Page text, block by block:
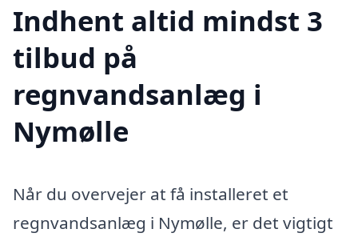
Indhent altid mindst 3
tilbud på
regnvandsanlæg i
Nymølle
Når du overvejer at få installeret et
regnvandsanlæg i Nymølle, er det vigtigt